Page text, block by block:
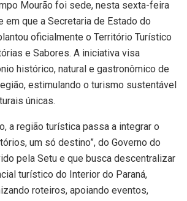
Mourão foi sede, nesta sexta-feira
em que a Secretaria de Estado do
oficialmente o Território Turístico
e Sabores. A iniciativa visa
histórico, natural e gastronômico de
estimulando o turismo sustentável
únicas.
a região turística passa a integrar o
um só destino”, do Governo do
pela Setu e que busca descentralizar
turístico do Interior do Paraná,
roteiros, apoiando eventos,